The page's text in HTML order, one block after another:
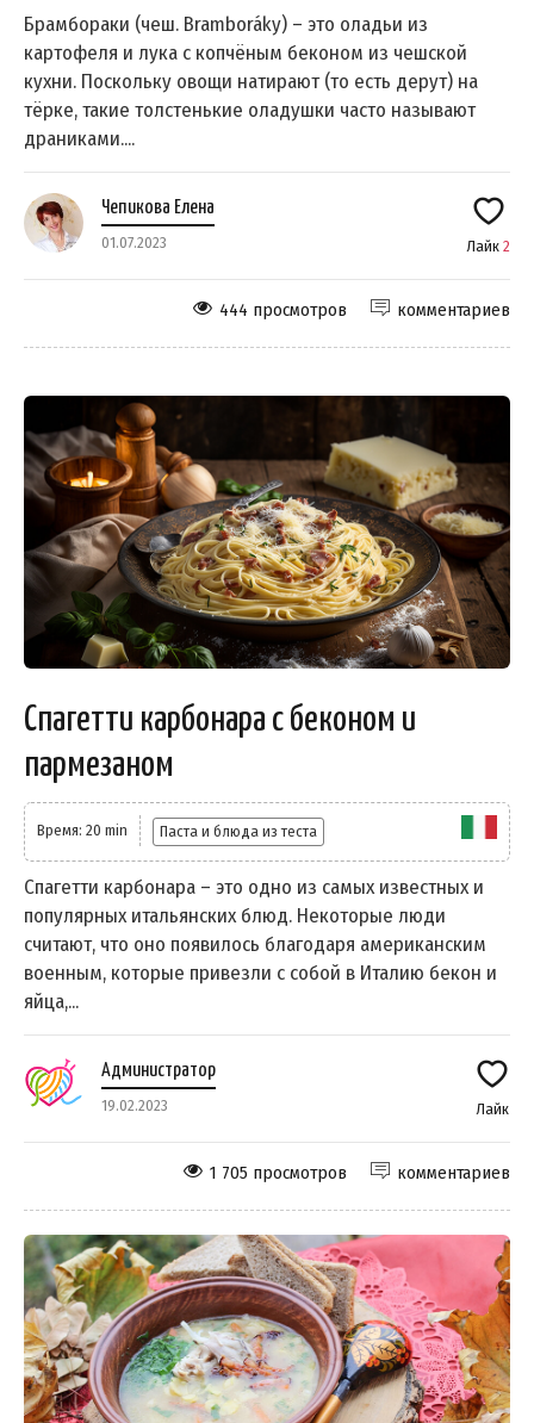
Брамбораки (чеш. Bramboráky) – это оладьи из
картофеля и лука с копчёным беконом из чешской
кухни. Поскольку овощи натирают (то есть дерут) на
тёрке, такие толстенькие оладушки часто называют
драниками....
Чепикова Елена
01.07.2023 Лайк 2
комментариев
444 просмотров
Спагетти карбонара с беконом и
пармезаном
Время: 20 min Паста и блюда из теста
Спагетти карбонара – это одно из самых известных и
популярных итальянских блюд. Некоторые люди
считают, что оно появилось благодаря американским
военным, которые привезли с собой в Италию бекон и
яйца,...
Администратор
19.02.2023 Лайк
комментариев
1 705 просмотров